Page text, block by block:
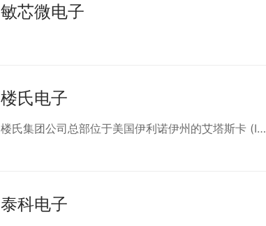
敏芯微电子
楼氏电子
楼氏集团公司总部位于美国伊利诺伊州的艾塔斯卡 (I…
泰科电子